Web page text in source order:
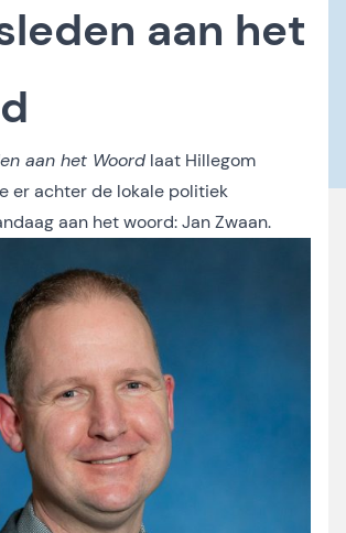
aan het
aan het Woord laat Hillegom
er achter de lokale politiek
aan het woord: Jan Zwaan.